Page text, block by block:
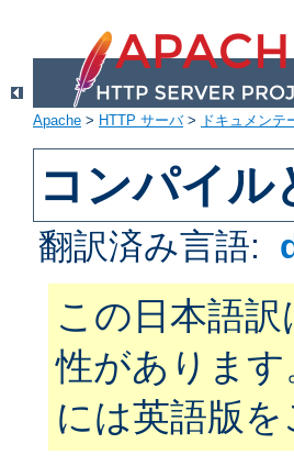
Apache > HTTP サーバ> ドキュメンテ
コンパイル
翻訳済み言語:
この日本語
性がありま
には英語版